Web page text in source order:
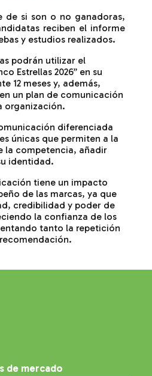
de si son o no ganadoras,
reciben el informe
y estudios realizados.
podrán utilizar el
Estrellas 2026” en su
12 meses y, además,
un plan de comunicación
organización.
diferenciada
únicas que permiten a la
la competencia, añadir
identidad.
tiene un impacto
de las marcas, ya que
credibilidad y poder de
la confianza de los
tanto la repetición
de mercado